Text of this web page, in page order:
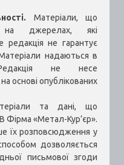
Матеріали, що
на джерелах, які
редакція не гарантує
надаються в
не несе
основі опублікованих
та дані, що
Фірма «Метал-Кур’єр».
їх розповсюдження у
дозволяється
письмової згоди